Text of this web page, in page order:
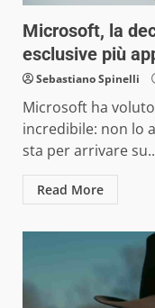
Microsoft, la
esclusive più
Sebastiano Spinelli
Microsoft ha
incredibile: non lo
sta per arrivare
Read More